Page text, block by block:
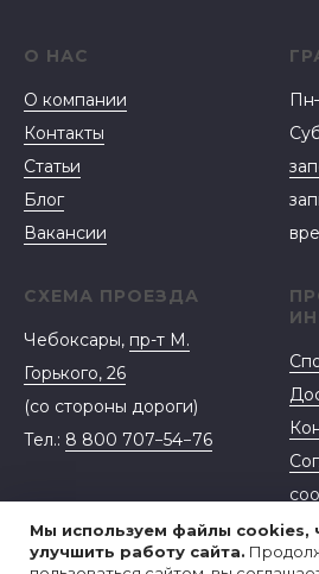
Мы используем файлы cookies,
улучшить работу сайта.
О НАС
О компании
Контакты
Статьи
Блог
Вакансии
СХЕМА ПРОЕЗДА
Чебоксары, пр-т М.
Горького, 26
(со стороны дороги)
Тел.: 8 800 707−54−76